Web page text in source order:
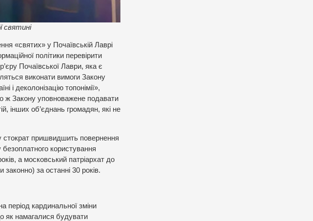
святині
«святих» у Почаївській Лаврі
політики перевірити
Почаївської Лаври, яка є
виконати вимоги Закону
і деколонізацію топонімії»,
ж Закону уповноважене подавати
інших об’єднань громадян, які не
стократ пришвидшить повернення
користування
а московський патріархат до
за останні 30 років.
період кардинальної зміни
як намагалися будувати